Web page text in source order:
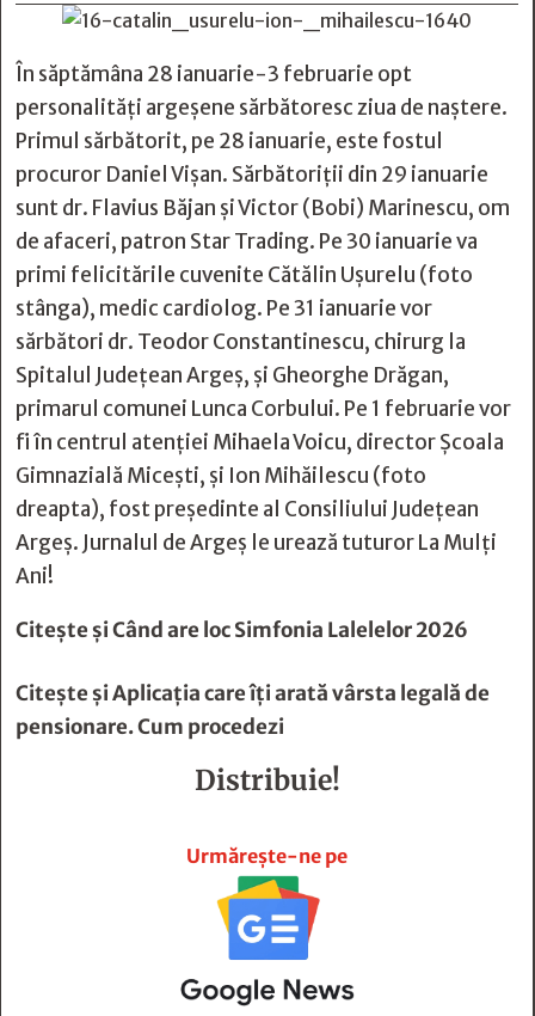
În săptămâna 28 ianuarie-3 februarie opt
personalități argeșene sărbătoresc ziua de naștere.
Primul sărbătorit, pe 28 ianuarie, este fostul
procuror Daniel Vișan. Sărbătoriții din 29 ianuarie
sunt dr. Flavius Băjan și Victor (Bobi) Marinescu, om
de afaceri, patron Star Trading. Pe 30 ianuarie va
primi felicitările cuvenite Cătălin Ușurelu (foto
stânga), medic cardiolog. Pe 31 ianuarie vor
sărbători dr. Teodor Constantinescu, chirurg la
Spitalul Județean Argeș, și Gheorghe Drăgan,
primarul comunei Lunca Corbului. Pe 1 februarie vor
fi în centrul atenției Mihaela Voicu, director Școala
Gimnazială Micești, și Ion Mihăilescu (foto
dreapta), fost președinte al Consiliului Județean
Argeș. Jurnalul de Argeș le urează tuturor La Mulți
Ani!
Citește șiCând are loc Simfonia Lalelelor 2026
Citește șiAplicația care îți arată vârsta legală de
pensionare. Cum procedezi
Distribuie!
Urmărește-ne pe